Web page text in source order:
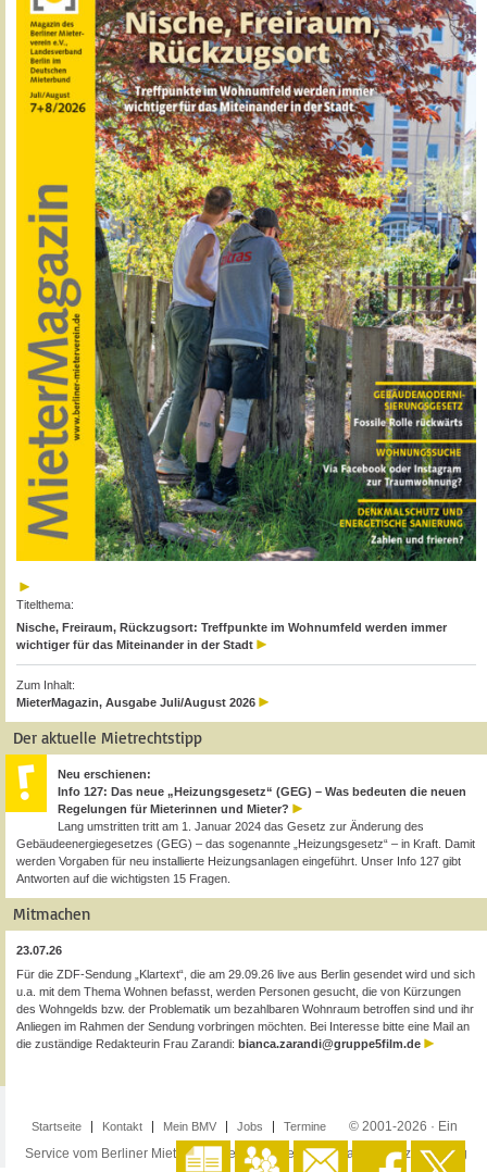
Titelthema:
Nische, Freiraum, Rückzugsort: Treffpunkte im Wohnumfeld werden immer
wichtiger für das Miteinander in der Stadt
Zum Inhalt:
MieterMagazin, Ausgabe Juli/August 2026
Der aktuelle Mietrechtstipp
Neu erschienen:
Info 127: Das neue „Heizungsgesetz“ (GEG) – Was bedeuten die neuen
Regelungen für Mieterinnen und Mieter?
Lang umstritten tritt am 1. Januar 2024 das Gesetz zur Änderung des
Gebäudeenergiegesetzes (GEG) – das sogenannte „Heizungsgesetz“ – in Kraft. Damit
werden Vorgaben für neu installierte Heizungsanlagen eingeführt. Unser Info 127 gibt
Antworten auf die wichtigsten 15 Fragen.
Mitmachen
23.07.26
Für die ZDF-Sendung „Klartext“, die am 29.09.26 live aus Berlin gesendet wird und sich
u.a. mit dem Thema Wohnen befasst, werden Personen gesucht, die von Kürzungen
des Wohngelds bzw. der Problematik um bezahlbaren Wohnraum betroffen sind und ihr
Anliegen im Rahmen der Sendung vorbringen möchten. Bei Interesse bitte eine Mail an
die zuständige Redakteurin Frau Zarandi: bianca.zarandi@gruppe5film.de
Startseite Kontakt Mein BMV Jobs Termine
© 2001-2026 · Ein
Service vom Berliner Mieterverein e.V. ·Impressum·Datenschutzerklärung